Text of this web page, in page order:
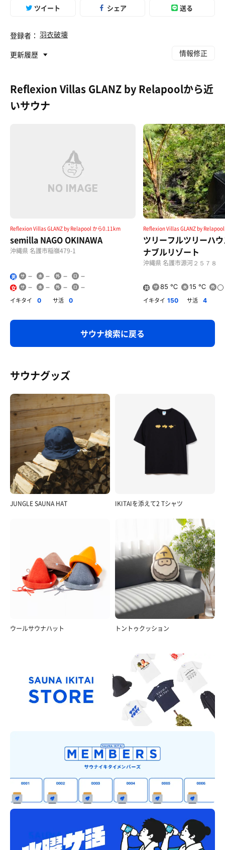
ツイート シェア 送る
登録者： 羽衣破壊
更新履歴
情報修正
Reflexion Villas GLANZ by Relapoolから近
いサウナ
Reflexion Villas GLANZ by Relapool から0.11km
semilla NAGO OKINAWA
沖縄県 名護市稲嶺479-1
男
女
イキタイ 0 サ活 0
Reflexion Villas GLANZ by
ツリーフルツリーハ
ナブルリゾート
沖縄県 名護市源河２５７８
共
85 ℃ 15 ℃
イキタイ 150 サ活 4
サウナ検索に戻る
サウナグッズ
JUNGLE SAUNA HAT IKITAIを添えて2 Tシャツ
ウールサウナハット トントゥクッション